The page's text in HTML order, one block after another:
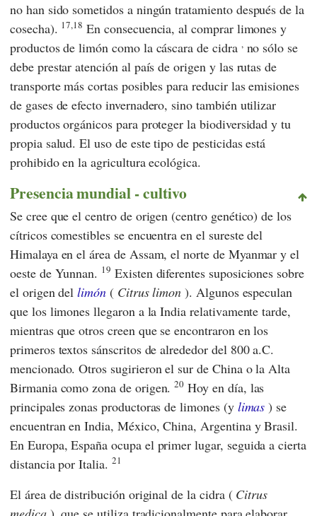
no han sido sometidos a ningún tratamiento después de la
cosecha). 17,18 En consecuencia, al comprar limones y
productos de limón como la cáscara de cidra ,no sólo se
debe prestar atención al país de origen y las rutas de
transporte más cortas posibles para reducir las emisiones
de gases de efecto invernadero, sino también utilizar
productos orgánicos para proteger la biodiversidad y tu
propia salud. El uso de este tipo de pesticidas está
prohibido en la agricultura ecológica.
Presencia mundial - cultivo
Se cree que el centro de origen (centro genético) de los
cítricos comestibles se encuentra en el sureste del
Himalaya en el área de Assam, el norte de Myanmar y el
oeste de Yunnan. 19 Existen diferentes suposiciones sobre
el origen dellimón( Citrus limon ). Algunos especulan
que los limones llegaron a la India relativamente tarde,
mientras que otros creen que se encontraron en los
primeros textos sánscritos de alrededor del 800 a.C.
mencionado. Otros sugirieron el sur de China o la Alta
Birmania como zona de origen.20 Hoy en día, las
principales zonas productoras de limones (y limas ) se
encuentran en India, México, China, Argentina y Brasil.
En Europa, España ocupa el primer lugar, seguida a cierta
distancia por Italia. 21
El área de distribución original de la cidra ( Citrus